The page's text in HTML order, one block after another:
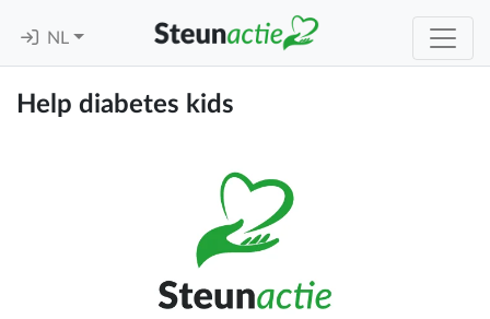
NL
Help diabetes kids